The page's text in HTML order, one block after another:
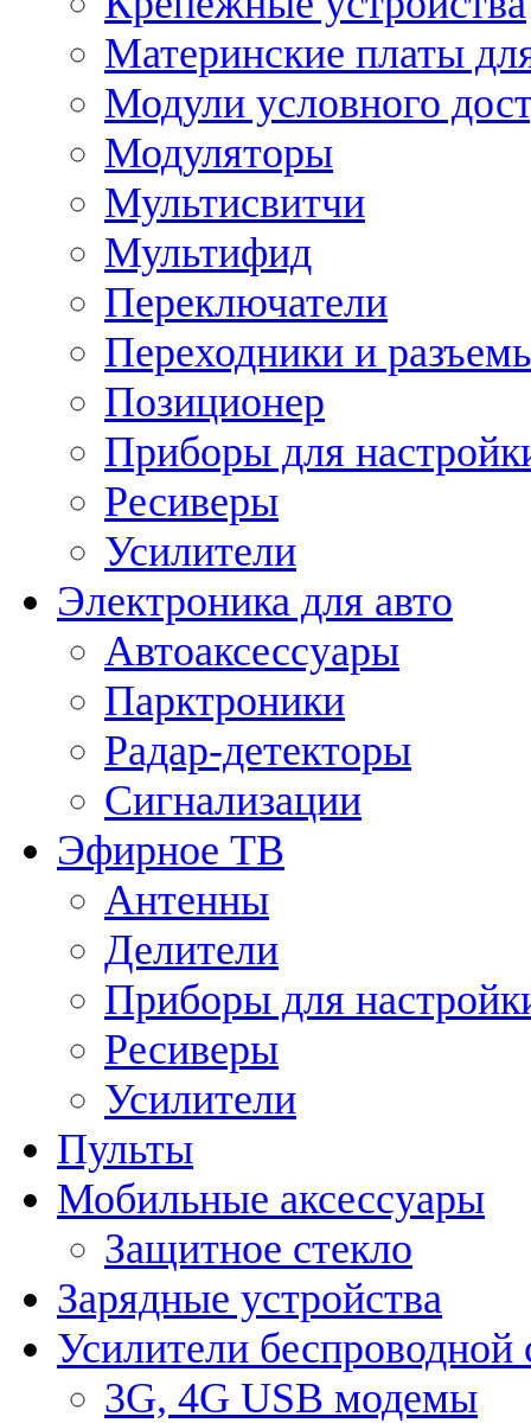
Материнские платы
Модули условного
Модуляторы
Мультисвитчи
Мультифид
Переключатели
Переходники и
Позиционер
Приборы для
Ресиверы
Усилители
Электроника для авто
Автоаксессуары
Парктроники
Радар-детекторы
Сигнализации
Эфирное ТВ
Антенны
Делители
Приборы для
Ресиверы
Усилители
Пульты
Мобильные аксессуары
Защитное стекло
Зарядные устройства
Усилители беспроводной
3G, 4G USB модемы